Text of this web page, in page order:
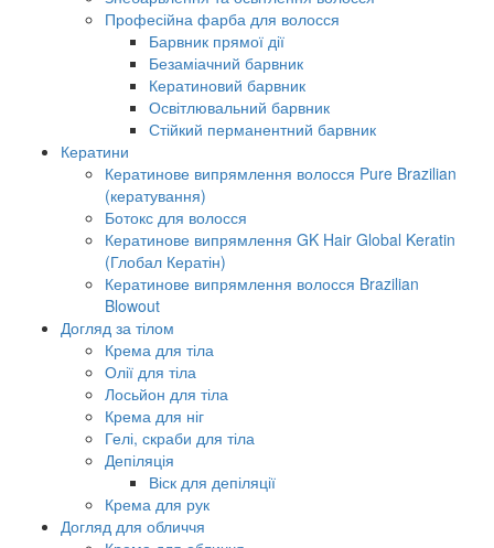
Професійна фарба для волосся
Барвник прямої дії
Безаміачний барвник
Кератиновий барвник
Освітлювальний барвник
Стійкий перманентний барвник
Кератини
Кератинове випрямлення волосся Pure Brazilian
(кератування)
Ботокс для волосся
Кератинове випрямлення GK Hair Global Keratin
(Глобал Кератін)
Кератинове випрямлення волосся Brazilian
Blowout
Догляд за тілом
Крема для тіла
Олії для тіла
Лосьйон для тіла
Крема для ніг
Гелі, скраби для тіла
Депіляція
Віск для депіляції
Крема для рук
Догляд для обличчя